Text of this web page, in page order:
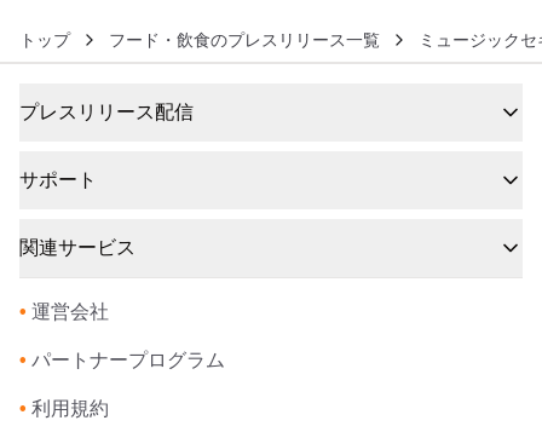
トップ フード・飲食のプレスリリース一覧 ミュージック
プレスリリース配信
サポート
関連サービス
• 運営会社
• パートナープログラム
• 利用規約